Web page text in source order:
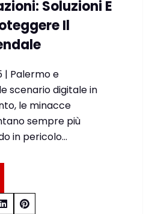
Soluzioni E
Il
| Palermo e
scenario digitale in
le minacce
sempre più
in pericolo…